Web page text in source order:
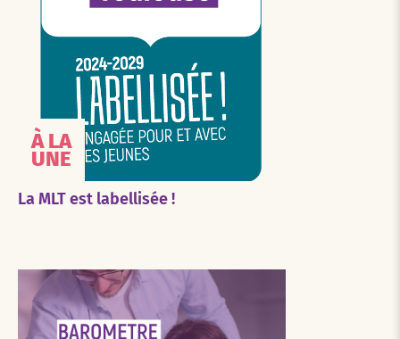
À LA
UNE
La MLT est labellisée !